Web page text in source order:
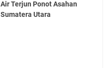
Air Terjun Ponot Asahan
Sumatera Utara